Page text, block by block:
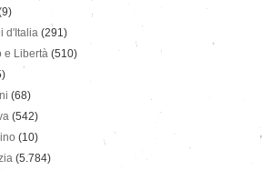
d'Italia (291)
e Libertà (510)
(68)
(542)
(10)
(5.784)